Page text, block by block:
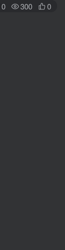
0 300 0